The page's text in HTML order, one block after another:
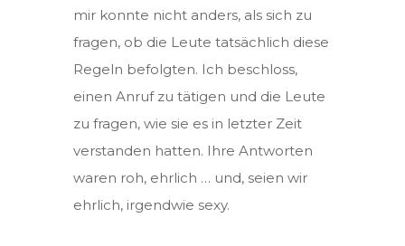
mir konnte nicht anders, als sich zu
fragen, ob die Leute tatsächlich diese
Regeln befolgten. Ich beschloss,
einen Anruf zu tätigen und die Leute
zu fragen, wie sie es in letzter Zeit
verstanden hatten. Ihre Antworten
waren roh, ehrlich … und, seien wir
ehrlich, irgendwie sexy.